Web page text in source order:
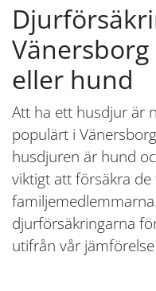
eller hund
Att ha ett husdjur är
populärt i
husdjuren är hund
viktigt att försäkra
djurförsäkringarna
utifrån vår